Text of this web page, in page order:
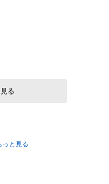
る
っと見る